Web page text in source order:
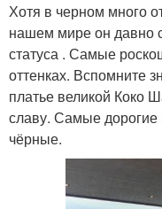
Хотя в черном много
нашем мире он давно
статуса . Самые
оттенках. Вспомните
платье великой Коко
славу. Самые
чёрные.